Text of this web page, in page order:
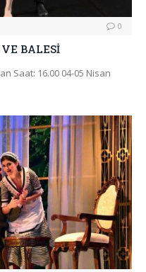
0
BALESİ
Saat: 16.00 04-05 Nisan